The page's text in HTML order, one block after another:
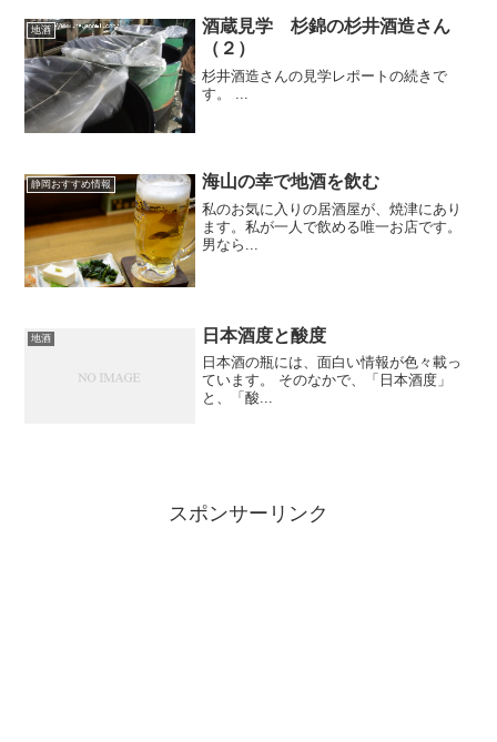
地酒
酒蔵見学 杉錦の杉井酒造さん
（２）
杉井酒造さんの見学レポートの続きで
す。 ...
静岡おすすめ情報 海山の幸で地酒を飲む
私のお気に入りの居酒屋が、焼津にあり
ます。私が一人で飲める唯一お店です。
男なら...
地酒 日本酒度と酸度
日本酒の瓶には、面白い情報が色々載っ
ています。 そのなかで、「日本酒度」
と、「酸...
スポンサーリンク